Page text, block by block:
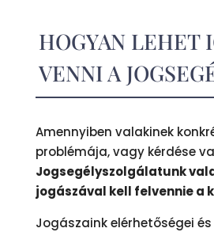
HOGYAN LEHET
VENNI A
Amennyiben valakinek
problémája, vagy kérdése
Jogsegélyszolgálatunk
jogászával kell felvennie a
Jogászaink elérhetőségei